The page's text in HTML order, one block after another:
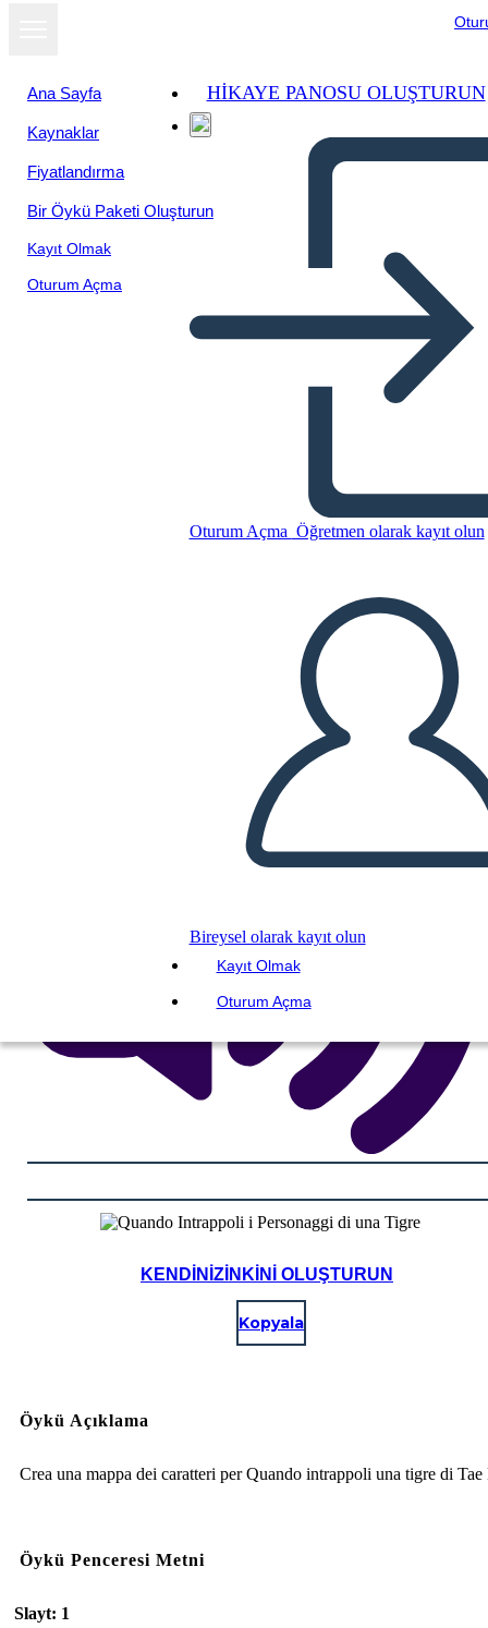
Ana Sayfa
Kaynaklar
Fiyatlandırma
Bir Öykü Paketi Oluşturun
Kayıt Olmak
Oturum Açma
HIKAYE PANOSU OLUŞTURUN
Oturum Açma Öğretmen olarak kayıt olun
Bireysel olarak kayıt olun
Kayıt Olmak
Oturum Açma
Quando Intrappoli i
Personaggi di una Tigre
Bu Öykü Panosunu kopyala
BİR HİKAYE PANOSU OLUŞTUR
SLAYT GÖSTERİSİNİ OYNAT
BENİ OKU
KENDINIZINKINI OLUŞTURUN
Kopyala
Öykü Açıklama
Crea una mappa dei caratteri per Quando intrappoli una tigre di
Öykü Penceresi Metni
Slayt: 1